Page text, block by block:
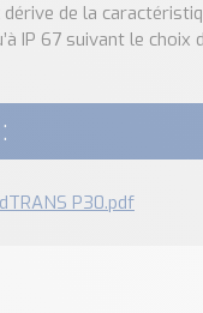
de la
IP 67 suivant le
P30.pdf